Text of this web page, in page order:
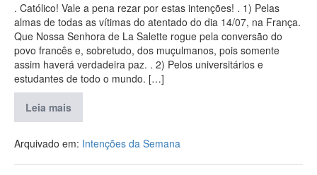
. Católico! Vale a pena rezar por estas intenções! . 1) Pelas
almas de todas as vítimas do atentado do dia 14/07, na França.
Que Nossa Senhora de La Salette rogue pela conversão do
povo francês e, sobretudo, dos muçulmanos, pois somente
assim haverá verdadeira paz. . 2) Pelos universitários e
estudantes de todo o mundo. […]
Leia mais
Arquivado em: Intenções da Semana